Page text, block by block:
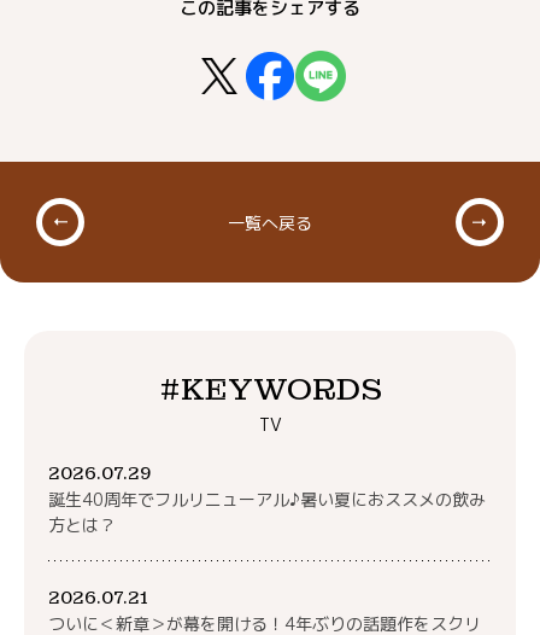
この記事をシェアする
一覧へ戻る
#KEYWORDS
TV
2026.07.29
誕生40周年でフルリニューアル♪暑い夏におススメの飲み
方とは？
2026.07.21
ついに＜新章＞が幕を開ける！4年ぶりの話題作をスクリ